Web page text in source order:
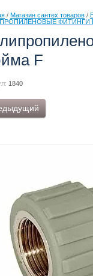
/ Магазин сантех товаров /
ФИТИНГИ
F
1840